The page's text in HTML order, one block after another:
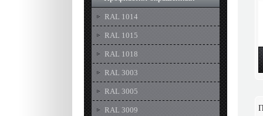
RAL 1014
RAL 1015
RAL 1018
RAL 3003
RAL 3005
RAL 3009